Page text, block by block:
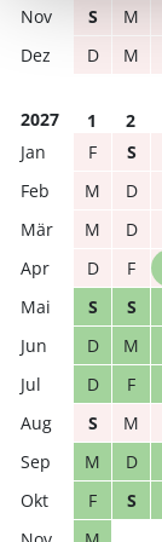
S
M
D
M
2027 1 2
F
S
M
D
M
D
D
F
S
S
D
M
D
F
S
M
M
D
F
S